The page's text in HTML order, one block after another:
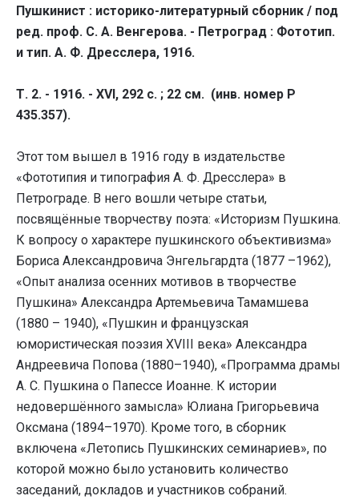
Пушкинист : историко-литературный сборник / под
ред. проф. С. А. Венгерова. - Петроград : Фототип.
и тип. А. Ф. Дресслера, 1916.
Т. 2. - 1916. - XVI, 292 с. ; 22 см. (инв. номер Р
435.357).
Этот том вышел в 1916 году в издательстве
«Фототипия и типография А. Ф. Дресслера» в
Петрограде. В него вошли четыре статьи,
посвящённые творчеству поэта: «Историзм Пушкина.
К вопросу о характере пушкинского объективизма»
Бориса Александровича Энгельгардта (1877 –1962),
«Опыт анализа осенних мотивов в творчестве
Пушкина» Александра Артемьевича Тамамшева
(1880 – 1940), «Пушкин и французская
юмористическая поэзия XVIII века» Александра
Андреевича Попова (1880–1940), «Программа драмы
А. С. Пушкина о Папессе Иоанне. К истории
недовершённого замысла» Юлиана Григорьевича
Оксмана (1894–1970). Кроме того, в сборник
включена «Летопись Пушкинских семинариев», по
которой можно было установить количество
заседаний, докладов и участников собраний.